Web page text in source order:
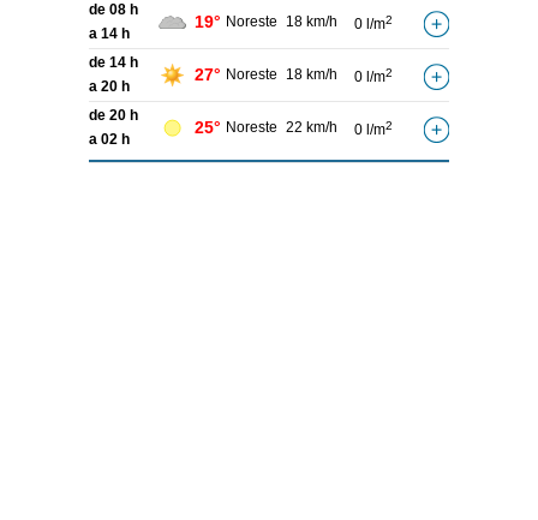
de 08 h
a 14 h
19° Noreste 18 km/h 0 l/m2
de 14 h
a 20 h
27° Noreste 18 km/h 0 l/m2
de 20 h
a 02 h
25° Noreste 22 km/h 0 l/m2